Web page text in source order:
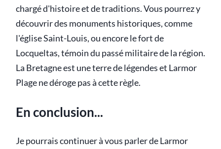
chargé d'histoire et de traditions. Vous pourrez y
découvrir des monuments historiques, comme
l'église Saint-Louis, ou encore le fort de
Locqueltas, témoin du passé militaire de la région.
La Bretagne est une terre de légendes et Larmor
Plage ne déroge pas à cette règle.
En conclusion...
Je pourrais continuer à vous parler de Larmor